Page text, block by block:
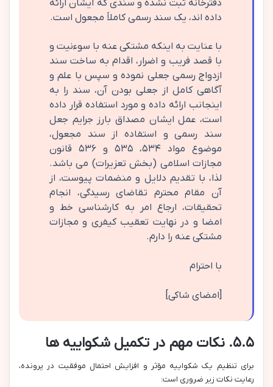
دفترخانه ثبت نشده و سندی که ایشان ارائه
داده اند، یک سند رسمی کاملاً مجعول است.
با عنایت به اینکه مشتکی عنه با سوءنیت و
با قصد فریب و اضرار، اقدام به ساخت سند
ازدواج رسمی جعلی نموده و سپس با علم و
آگاهی کامل از جعلی بودن آن، سند را به
اینجانب ارائه داده و مورد استفاده قرار داده
است، عمل ایشان مصداق بارز جرایم جعل
سند رسمی و استفاده از سند مجعول،
موضوع مواد ۵۳۴، ۵۳۵ و ۵۳۶ قانون
مجازات اسلامی (بخش تعزیرات) می باشد.
لذا، با تقدیم دلایل و منضمات پیوست، از
آن مقام محترم تقاضای رسیدگی، انجام
تحقیقات، ارجاع امر به کارشناسی خط و
امضا و در نهایت تعقیب کیفری و مجازات
مشتکی عنه را دارم.
با احترام
[امضای شاکی]
۵.۵. نکات مهم در تکمیل شکواییه ها
برای تنظیم یک شکواییه مؤثر و افزایش احتمال موفقیت در پرونده،
رعایت نکات زیر ضروری است: